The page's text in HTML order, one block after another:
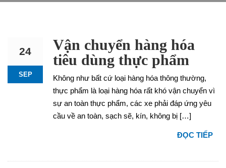
24
SEP
Vận chuyển hàng hóa
tiêu dùng thực phẩm
Không như bất cứ loại hàng hóa thông thường,
thực phẩm là loại hàng hóa rất khó vận chuyển vì
sự an toàn thực phẩm, các xe phải đáp ứng yêu
cầu về an toàn, sạch sẽ, kín, không bị […]
ĐỌC TIẾP